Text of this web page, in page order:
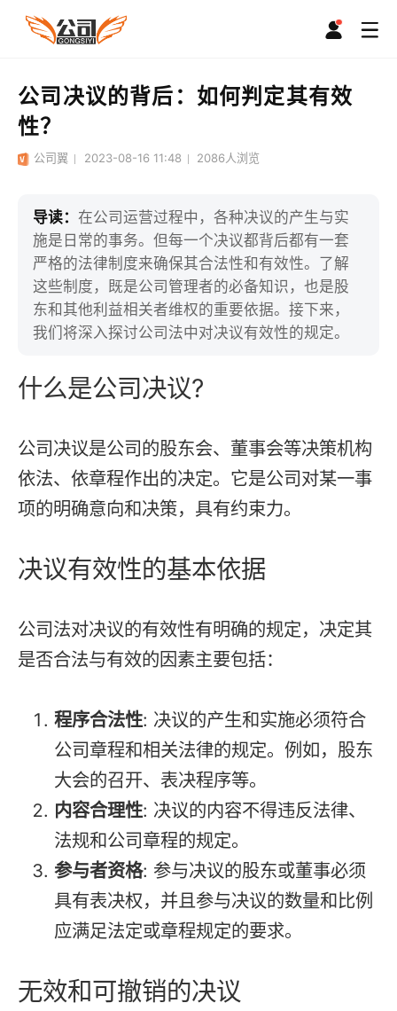
公司决议的背后：如何判定其有效
性？
公司翼 2023-08-16 11:48 2086人浏览
导读：在公司运营过程中，各种决议的产生与实
施是日常的事务。但每一个决议都背后都有一套
严格的法律制度来确保其合法性和有效性。了解
这些制度，既是公司管理者的必备知识，也是股
东和其他利益相关者维权的重要依据。接下来，
我们将深入探讨公司法中对决议有效性的规定。
什么是公司决议?
公司决议是公司的股东会、董事会等决策机构
依法、依章程作出的决定。它是公司对某一事
项的明确意向和决策，具有约束力。
决议有效性的基本依据
公司法对决议的有效性有明确的规定，决定其
是否合法与有效的因素主要包括：
程序合法性: 决议的产生和实施必须符合
公司章程和相关法律的规定。例如，股东
大会的召开、表决程序等。
内容合理性: 决议的内容不得违反法律、
法规和公司章程的规定。
参与者资格: 参与决议的股东或董事必须
具有表决权，并且参与决议的数量和比例
应满足法定或章程规定的要求。
无效和可撤销的决议